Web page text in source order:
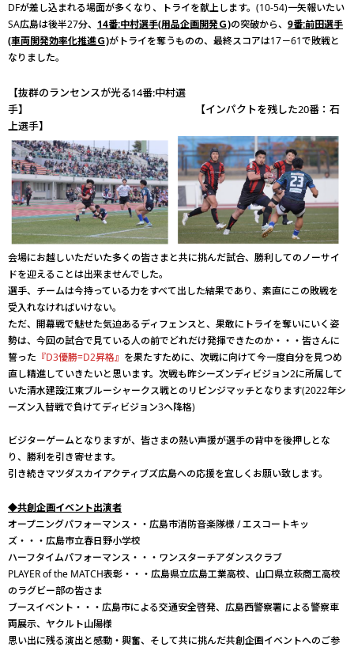
DFが差し込まれる場面が多くなり、トライを献上します。(10-54)一矢報いたい
SA広島は後半27分、 14番:中村選手(用品企画開発Ｇ)の突破から、 9番:前田選手
(車両開発効率化推進Ｇ)がトライを奪うものの、最終スコアは17－61で敗戦と
なりました。
【抜群のランセンスが光る14番:中村選
手】 【インパクトを残した20番：石
上選手】
会場にお越しいただいた多くの皆さまと共に挑んだ試合、勝利してのノーサイ
ドを迎えることは出来ませんでした。
選手、チームは今持っている力をすべて出した結果であり、素直にこの敗戦を
受入れなければいけない。
ただ、開幕戦で魅せた気迫あるディフェンスと、果敢にトライを奪いにいく姿
勢は、今回の試合で見ている人の前でどれだけ発揮できたのか・・・皆さんに
誓った 『D3優勝=D2昇格』 を果たすために、次戦に向けて今一度自分を見つめ
直し精進していきたいと思います。次戦も昨シーズンディビジョン2に所属して
いた清水建設江東ブルーシャークス戦とのリビンジマッチとなります(2022年シ
ーズン入替戦で負けてディビジョン3へ降格)
ビジターゲームとなりますが、皆さまの熱い声援が選手の背中を後押しとな
り、勝利を引き寄せます。
引き続きマツダスカイアクティブズ広島への応援を宜しくお願い致します。
◆共創企画イベント出演者
オープニングパフォーマンス・・広島市消防音楽隊様 / エスコートキッ
ズ・・・広島市立春日野小学校
ハーフタイムパフォーマンス・・・ワンスターチアダンスクラブ
PLAYER of the MATCH表彰・・・広島県立広島工業高校、山口県立萩商工高校
のラグビー部の皆さま
ブースイベント・・・広島市による交通安全啓発、広島西警察署による警察車
両展示、ヤクルト山陽様
思い出に残る演出と感動・興奮、そして共に挑んだ共創企画イベントへのご参